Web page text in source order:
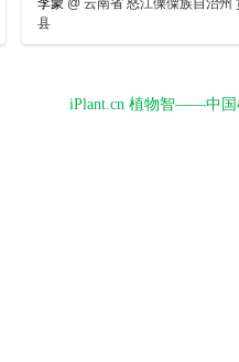
李蒙 @ 云南省 怒江傈僳族自治州
县
iPlant.cn 植物智——中国